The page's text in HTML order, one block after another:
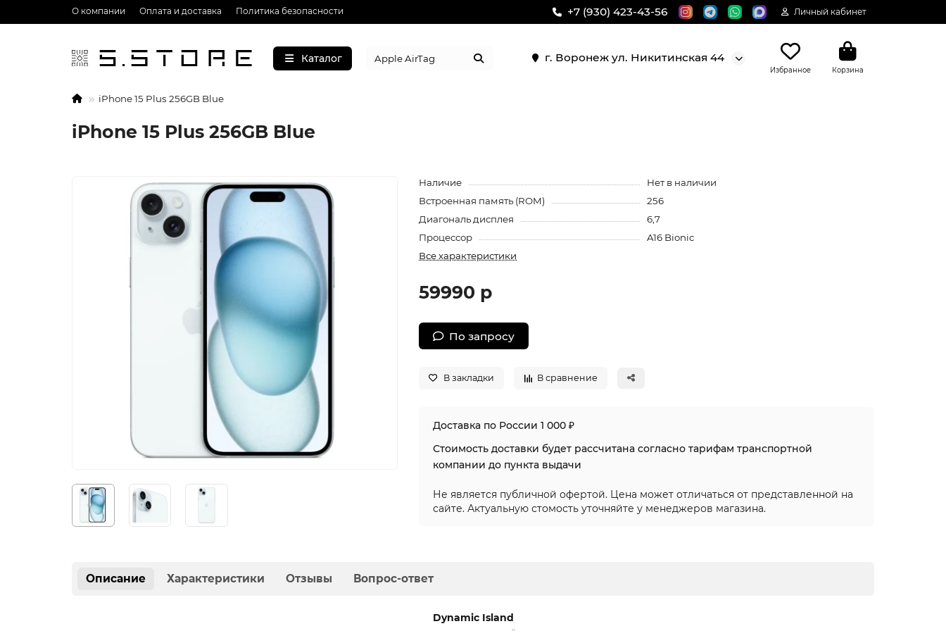
О компании Оплата и доставка Политика безопасности +7 (930) 423-43-56 Личный кабинет
Каталог г. Воронеж ул. Никитинская 44
Избранное Корзина
iPhone 15 Plus 256GB Blue
iPhone 15 Plus 256GB Blue
Наличие
Нет в наличии
Встроенная память (ROM)
256
Диагональ дисплея
6,7
Процессор
A16 Bionic
Все характеристики
59990 р
По запросу
В закладки В сравнение
Доставка по России 1 000 ₽
Стоимость доставки будет рассчитана согласно тарифам транспортной
компании до пункта выдачи
Не является публичной офертой. Цена может отличаться от представленной на
сайте. Актуальную стомость уточняйте у менеджеров магазина.
Описание Характеристики Отзывы Вопрос-ответ
Dynamic Island